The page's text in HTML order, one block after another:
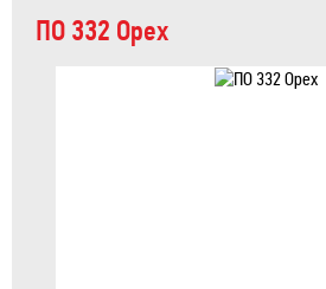
ПО 332 Орех